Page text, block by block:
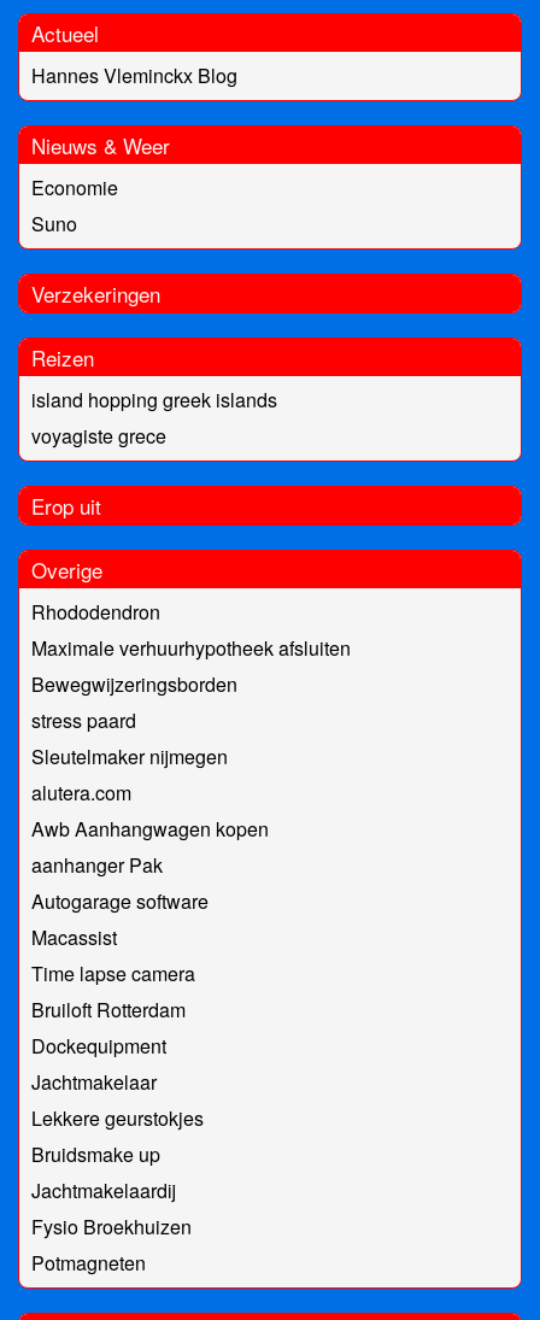
Actueel
Hannes Vleminckx Blog
Nieuws & Weer
Economie
Suno
Verzekeringen
Reizen
island hopping greek islands
voyagiste grece
Erop uit
Overige
Rhododendron
Maximale verhuurhypotheek afsluiten
Bewegwijzeringsborden
stress paard
Sleutelmaker nijmegen
alutera.com
Awb Aanhangwagen kopen
aanhanger Pak
Autogarage software
Macassist
Time lapse camera
Bruiloft Rotterdam
Dockequipment
Jachtmakelaar
Lekkere geurstokjes
Bruidsmake up
Jachtmakelaardij
Fysio Broekhuizen
Potmagneten